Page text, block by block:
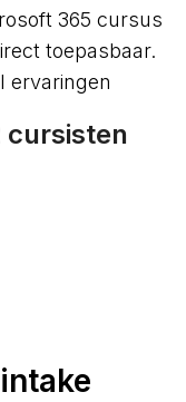
365 cursus
toepasbaar.
ervaringen
cursisten